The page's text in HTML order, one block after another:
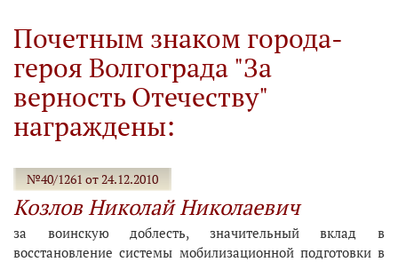
Почетным знаком города-
героя Волгограда "За
верность Отечеству"
награждены:
№40/1261 от 24.12.2010
Козлов Николай Николаевич
за воинскую доблесть, значительный вклад в
восстановление системы мобилизационной подготовки в